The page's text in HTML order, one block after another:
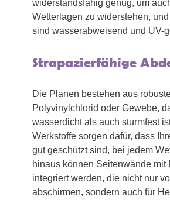
widerstandsfähig genug, um
Wetterlagen zu widerstehen,
sind wasserabweisend und UV-
Strapazierfähige
Die Planen bestehen aus
Polyvinylchlorid oder Gewebe,
wasserdicht als auch sturmfest
Werkstoffe sorgen dafür, dass
gut geschützt sind, bei jedem
hinaus können Seitenwände mit
integriert werden, die nicht nur
abschirmen, sondern auch für